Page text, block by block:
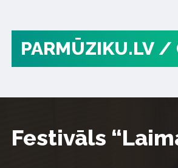
PARMŪZIKU.LV /
Festivāls